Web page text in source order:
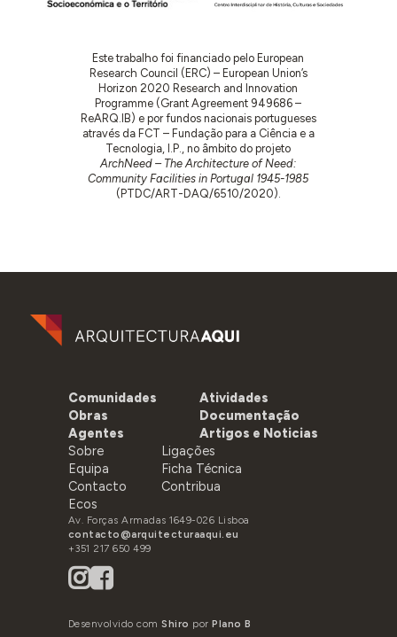
Este trabalho foi financiado pelo European
Research Council (ERC) – European Union’s
Horizon 2020 Research and Innovation
Programme (Grant Agreement 949686 –
ReARQ.IB) e por fundos nacionais portugueses
através da FCT – Fundação para a Ciência e a
Tecnologia, I.P., no âmbito do projeto
ArchNeed – The Architecture of Need:
Community Facilities in Portugal 1945-1985
(PTDC/ART-DAQ/6510/2020).
Comunidades
Obras
Agentes
Atividades
Documentação
Artigos e Noticias
Sobre
Equipa
Contacto
Ecos
Ligações
Ficha Técnica
Contribua
Av. Forças Armadas 1649-026 Lisboa
contacto@arquitecturaaqui.eu
+351 217 650 499
Desenvolvido comShiro porPlano B